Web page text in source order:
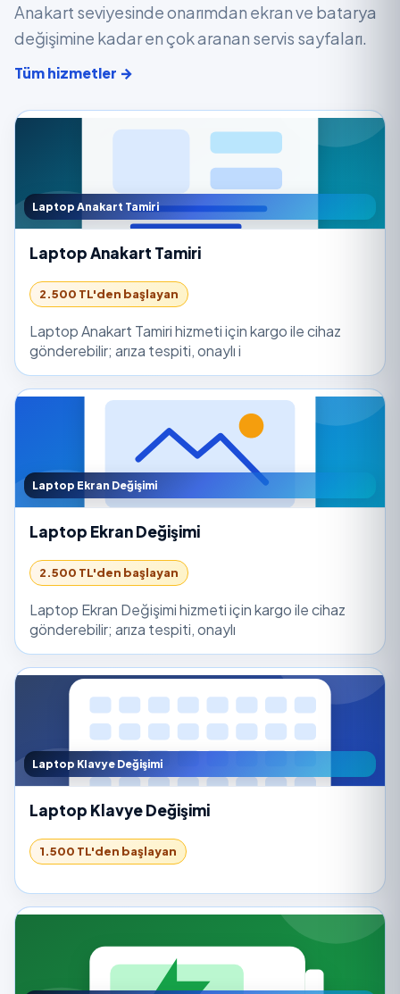
Anakart seviyesinde onarımdan ekran ve batarya
değişimine kadar en çok aranan servis sayfaları.
Tüm hizmetler →
Laptop Anakart Tamiri
Laptop Anakart Tamiri
2.500 TL'den başlayan
Laptop Anakart Tamiri hizmeti için kargo ile cihaz
gönderebilir; arıza tespiti, onaylı i
Laptop Ekran Değişimi
Laptop Ekran Değişimi
2.500 TL'den başlayan
Laptop Ekran Değişimi hizmeti için kargo ile cihaz
gönderebilir; arıza tespiti, onaylı
Laptop Klavye Değişimi
Laptop Klavye Değişimi
1.500 TL'den başlayan